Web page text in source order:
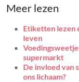
Meer lezen
Etiketten lezen
leven
supermarkt
De invloed van
ons lichaam?